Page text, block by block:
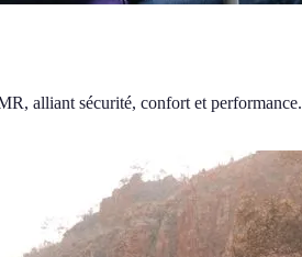
alliant sécurité, confort et performance.